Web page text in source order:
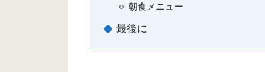
朝食メニュー
最後に